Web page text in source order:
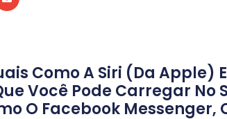
Como A Siri (da Apple)
Você Pode Carregar
O Facebook